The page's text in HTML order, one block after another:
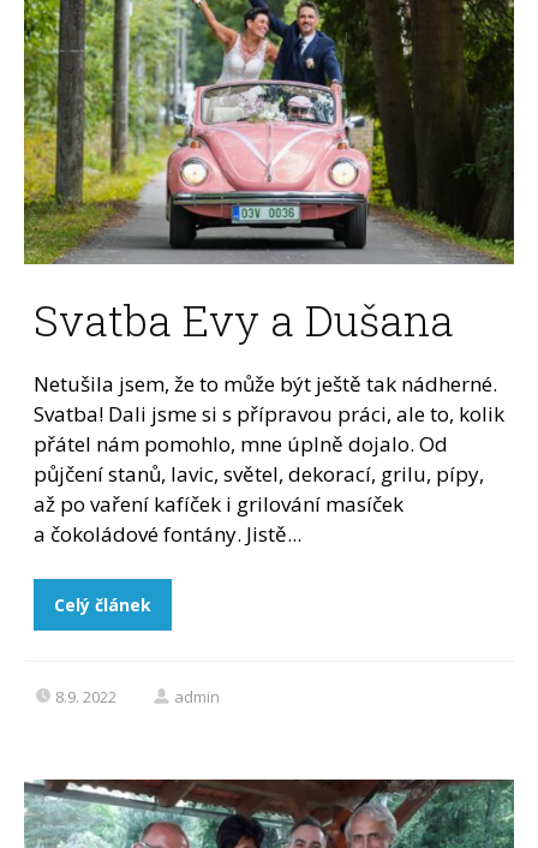
Svatba Evy a Dušana
Netušila jsem, že to může být ještě tak nádherné.
Svatba! Dali jsme si s přípravou práci, ale to, kolik
přátel nám pomohlo, mne úplně dojalo. Od
půjčení stanů, lavic, světel, dekorací, grilu, pípy,
až po vaření kafíček i grilování masíček
a čokoládové fontány. Jistě...
Celý článek
8.9. 2022 admin